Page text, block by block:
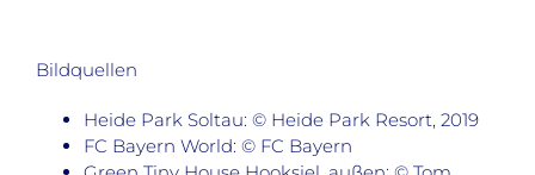
Bildquellen
Heide Park Soltau: © Heide Park Resort, 2019
FC Bayern World: © FC Bayern